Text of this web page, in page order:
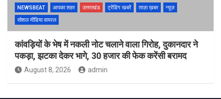
NEWSBEAT आपका शहर उत्तराखंड ट्रेंडिंग खबरें ताज़ा ख़बर
न्यूज़
सोशल मीडिया वायरल
कांवड़ियों के भेष में नकली नोट चलाने वाला गिरोह, दुकानदार ने
पकड़ा, झटका देकर भागे, 30 हजार की फेक करेंसी बरामद
August 8, 2026 admin